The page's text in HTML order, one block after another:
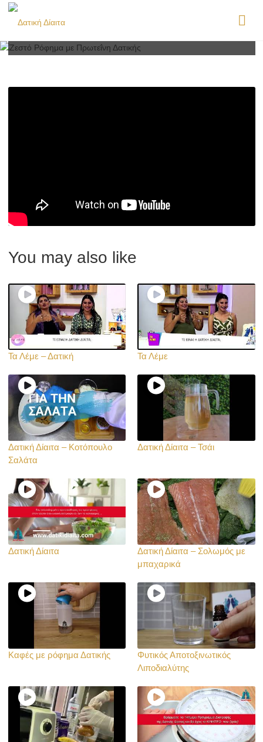
You may also like
Τα Λέμε – Δατική Τα Λέμε
Δατική Δίαιτα – Κοτόπουλο
Σαλάτα
Δατική Δίαιτα – Τσάι
Δατική Δίαιτα
Δατική Δίαιτα – Σολωμός με
μπαχαρικά
Καφές με ρόφημα Δατικής
Φυτικός Αποτοξινωτικός
Λιποδιαλύτης